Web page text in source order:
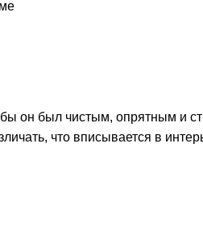
он был чистым, опрятным и
что вписывается в